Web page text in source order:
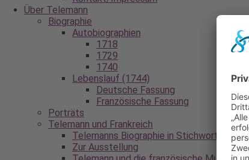
Über Telemann
Biographie
Autobiographien
1718
1729
1740
Lebenslauf (1744)
Deutsche Fassung
Französische Fassung
Porträts
Telemann und Frankreich
Telemanns Biographie in Stichworten
Zur Ausstellung